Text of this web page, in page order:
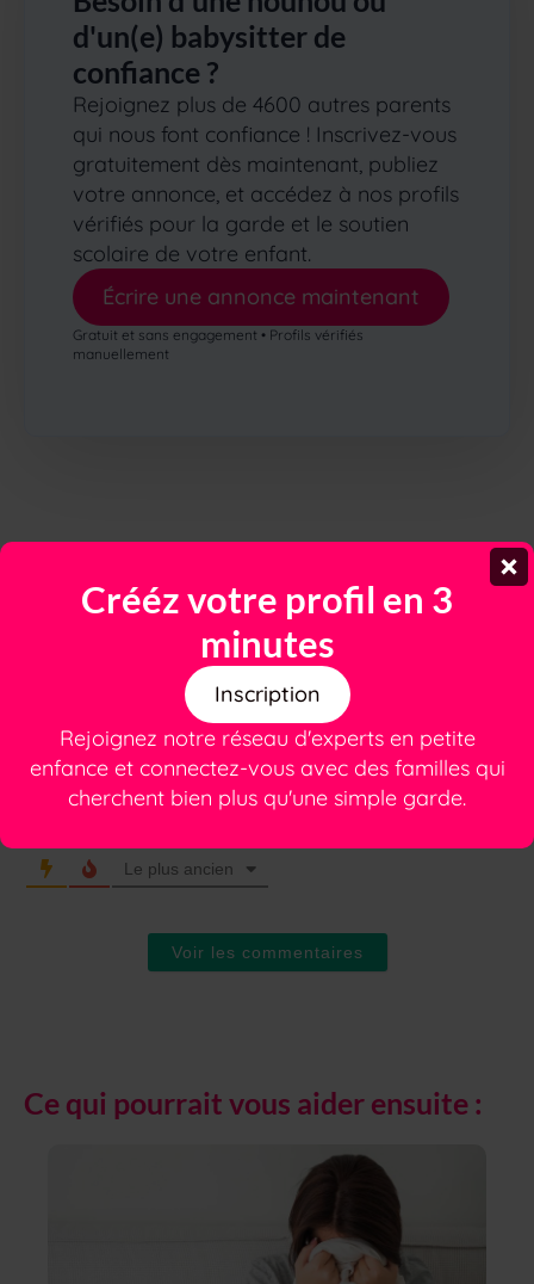
d'un(e) babysitter de
confiance ?
Rejoignez plus de 4600 autres parents
qui nous font confiance ! Inscrivez-vous
gratuitement dès maintenant, publiez
votre annonce, et accédez à nos profils
vérifiés pour la garde et le soutien
scolaire de votre enfant.
Écrire une annonce maintenant
Gratuit et sans engagement • Profils vérifiés
manuellement
S’abonner Connexion
Le plus ancien
Voir les commentaires
Ce qui pourrait vous aider ensuite :
Crééz votre profil en 3
minutes
Inscription
Rejoignez notre réseau d'experts en petite
enfance et connectez-vous avec des familles qui
cherchent bien plus qu'une simple garde.